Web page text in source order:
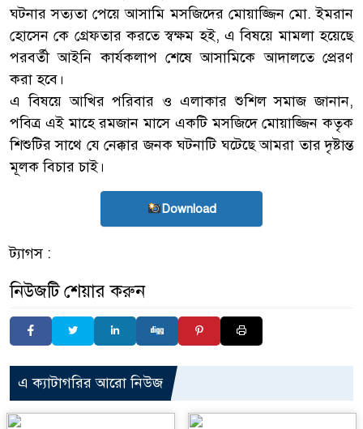
ঘটনার সত্যতা পেয়ে আসামি মসজিদের মোয়াজ্জিন মো. ইমরান
হোসেন কে গ্রেফতার করতে স্বক্ষম হই, এ বিষয়ে মামলা হয়েছে
পরবর্তী আইনি কার্যকলাপ শেষে আসামিকে আদালতে প্রেরণ
করা হবে।
এ বিষয়ে আখির পরিবার ও এলাকার শুশিল সমাজ জানান,
পবিত্র এই মাহে রমজান মাসে একটি মসজিদে মোয়াজ্জিন কতৃক
শিশুটির সাথে যে নেক্কার জনক ঘটনাটি ঘটেছে আমরা তার দৃষ্টান্ত
মূলক বিচার চাই।
Download
ট্যাগস :
নিউজটি শেয়ার করুন
এ ক্যাটাগরির আরো নিউজ